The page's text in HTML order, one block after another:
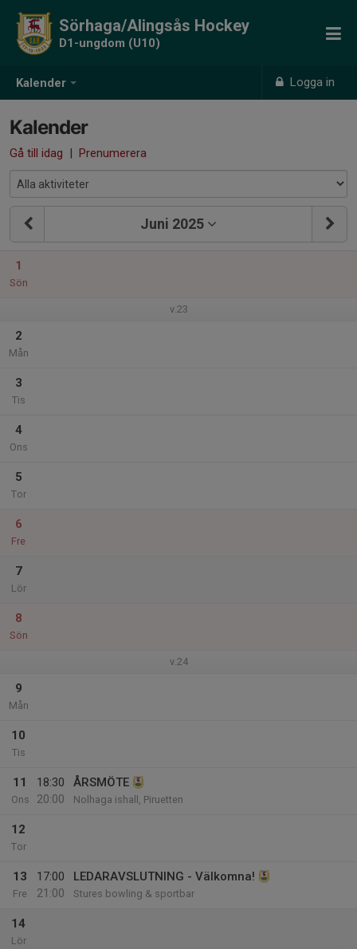
Kalender Logga in
Sörhaga/Alingsås Hockey
D1-ungdom (U10)
Kalender
Gå till idag | Prenumerera
Juni 2025
1
Sön
v.23
2
Mån
3
Tis
4
Ons
5
Tor
6
Fre
7
Lör
8
Sön
v.24
9
Mån
10
Tis
11
Ons
18:30
20:00
ÅRSMÖTE
Nolhaga ishall, Piruetten
12
Tor
13
Fre
17:00
21:00
LEDARAVSLUTNING - Välkomna!
Stures bowling & sportbar
14
Lör